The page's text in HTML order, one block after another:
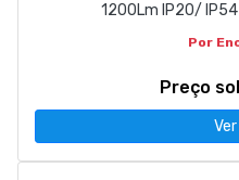
1200Lm IP20/
Por
Preço